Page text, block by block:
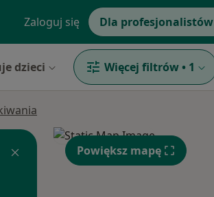
Zaloguj się Dla profesjonalistów
dzieci Więcej filtrów • 1
Powiększ mapę